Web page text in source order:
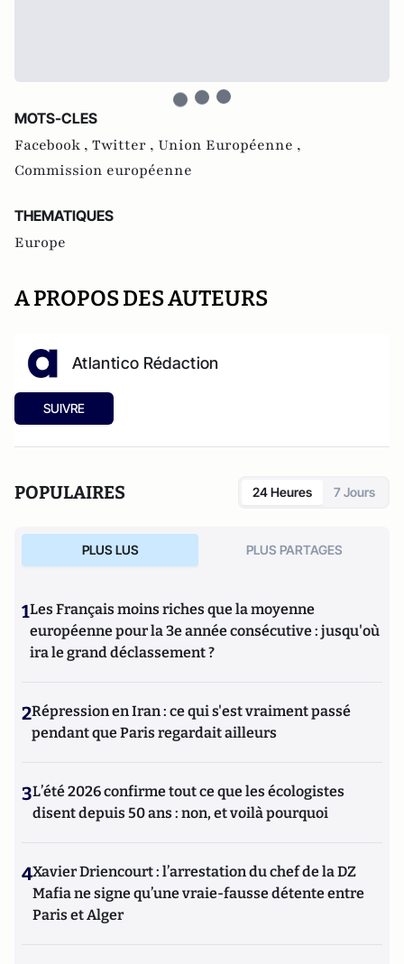
MOTS-CLES
Facebook , Twitter , Union Européenne ,
Commission européenne
THEMATIQUES
Europe
A PROPOS DES AUTEURS
Atlantico Rédaction
SUIVRE
POPULAIRES 24 Heures 7 Jours
PLUS LUS PLUS PARTAGES
1Les Français moins riches que la moyenne
européenne pour la 3e année consécutive : jusqu'où
ira le grand déclassement ?
2Répression en Iran : ce qui s'est vraiment passé
pendant que Paris regardait ailleurs
3L’été 2026 confirme tout ce que les écologistes
disent depuis 50 ans : non, et voilà pourquoi
4Xavier Driencourt : l’arrestation du chef de la DZ
Mafia ne signe qu’une vraie-fausse détente entre
Paris et Alger